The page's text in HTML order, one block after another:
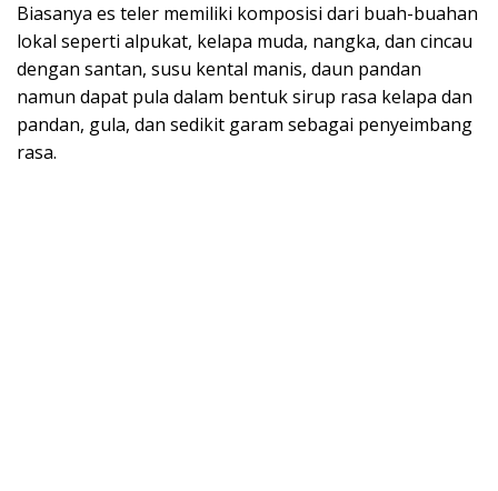
Biasanya es teler memiliki komposisi dari buah-buahan
lokal seperti alpukat, kelapa muda, nangka, dan cincau
dengan santan, susu kental manis, daun pandan
namun dapat pula dalam bentuk sirup rasa kelapa dan
pandan, gula, dan sedikit garam sebagai penyeimbang
rasa.